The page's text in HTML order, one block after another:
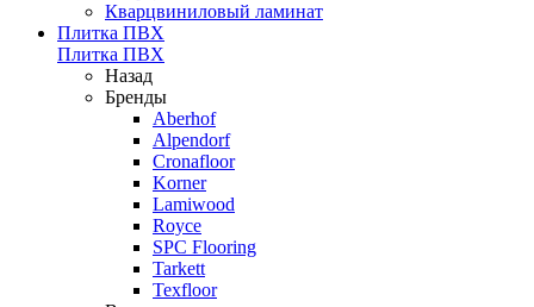
Кварцвиниловый ламинат
Плитка ПВХ
Плитка ПВХ
Назад
Бренды
Aberhof
Alpendorf
Cronafloor
Korner
Lamiwood
Royce
SPC Flooring
Tarkett
Texfloor